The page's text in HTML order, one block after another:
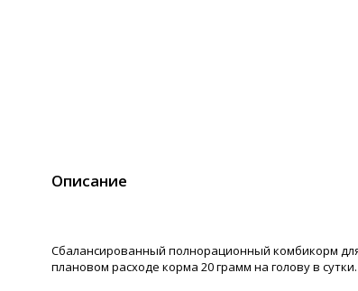
Описание
Сбалансированный полнорационный комбикорм
плановом расходе корма 20 грамм на голову в сутки.